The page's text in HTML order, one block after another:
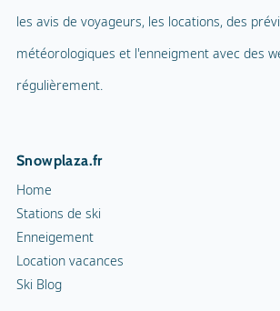
les avis de voyageurs, les locations, des
météorologiques et l'enneigment avec des
régulièrement.
Snowplaza.fr
Home
Stations de ski
Enneigement
Location vacances
Ski Blog